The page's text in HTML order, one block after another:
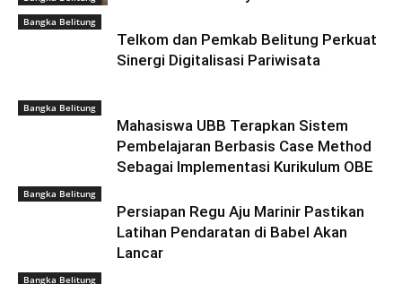
Bangka Belitung
Telkom dan Pemkab Belitung Perkuat
Sinergi Digitalisasi Pariwisata
Bangka Belitung
Mahasiswa UBB Terapkan Sistem
Pembelajaran Berbasis Case Method
Sebagai Implementasi Kurikulum OBE
Bangka Belitung
Persiapan Regu Aju Marinir Pastikan
Latihan Pendaratan di Babel Akan
Lancar
Bangka Belitung